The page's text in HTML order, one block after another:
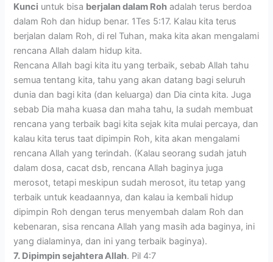
Kunci untuk bisa berjalan dalam Roh adalah terus berdoa
dalam Roh dan hidup benar. 1Tes 5:17. Kalau kita terus
berjalan dalam Roh, di rel Tuhan, maka kita akan mengalami
rencana Allah dalam hidup kita.
Rencana Allah bagi kita itu yang terbaik, sebab Allah tahu
semua tentang kita, tahu yang akan datang bagi seluruh
dunia dan bagi kita (dan keluarga) dan Dia cinta kita. Juga
sebab Dia maha kuasa dan maha tahu, Ia sudah membuat
rencana yang terbaik bagi kita sejak kita mulai percaya, dan
kalau kita terus taat dipimpin Roh, kita akan mengalami
rencana Allah yang terindah. (Kalau seorang sudah jatuh
dalam dosa, cacat dsb, rencana Allah baginya juga
merosot, tetapi meskipun sudah merosot, itu tetap yang
terbaik untuk keadaannya, dan kalau ia kembali hidup
dipimpin Roh dengan terus menyembah dalam Roh dan
kebenaran, sisa rencana Allah yang masih ada baginya, ini
yang dialaminya, dan ini yang terbaik baginya).
7. Dipimpin sejahtera Allah. Pil 4:7